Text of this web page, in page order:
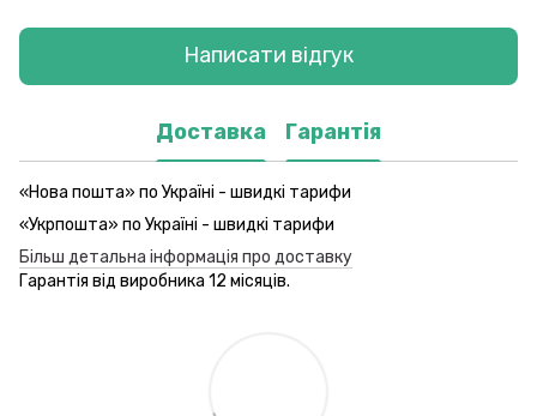
Написати відгук
Доставка Гарантія
«Нова пошта» по Україні - швидкі тарифи
«Укрпошта» по Україні - швидкі тарифи
Більш детальна інформація про доставку
Гарантія від виробника 12 місяців.